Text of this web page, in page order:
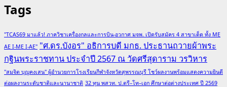
Tags
"TCAS69 มาแล้ว! ภาควิชาเครื่องกลและการบิน-อวกาศ มจพ. เปิดรับสมัคร 4 สาขาเด็ด ทั้ง ME
AE I-ME I-AE" "ศ.ดร.บังอร" อธิการบดี มกธ. ประธานถวายผ้าพระ
กฐินพระราชทาน ประจำปี 2567 ณ วัดศรีสุดาราม วรวิหาร
"สมจิต บุญคงเสน" ผู้อำนวยการโรงเรียนกีฬาจังหวัดสุพรรณบุรี โชว์ผลงานพร้อมแสดงความยินดี
ต่อผลงานระดับชาติและนานาชาติ 32 ทุน พสวท. ป.ตรี–โท–เอก ศึกษาต่อต่างประเทศ ปี 2569